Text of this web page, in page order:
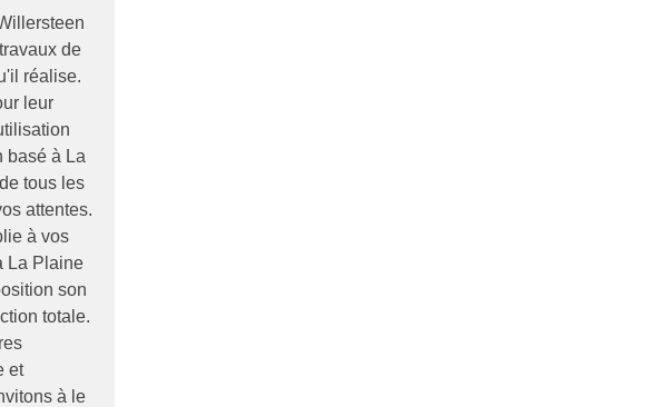
de
réalise.
leur
basé à La
tous les
attentes.
à vos
La Plaine
son
totale.
et
à le